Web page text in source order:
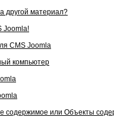
другой материал?
Joomla!
CMS Joomla
компьютер
содержимое или Объекты